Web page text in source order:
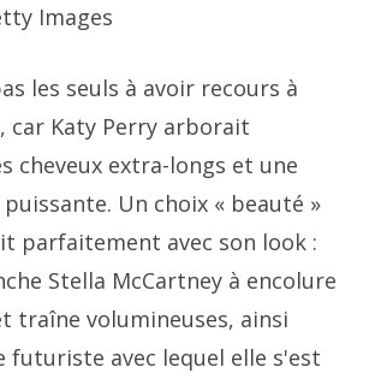
Images
les seuls à avoir recours à
car Katy Perry arborait
cheveux extra-longs et une
Un choix « beauté »
parfaitement avec son look :
Stella McCartney à encolure
traîne volumineuses, ainsi
futuriste avec lequel elle s'est